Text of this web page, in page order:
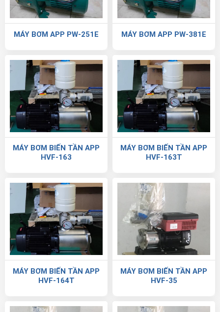
MÁY BƠM APP PW-251E MÁY BƠM APP PW-381E
MÁY BƠM BIẾN TẦN APP
HVF-163
MÁY BƠM BIẾN TẦN APP
HVF-163T
MÁY BƠM BIẾN TẦN APP
HVF-164T
MÁY BƠM BIẾN TẦN APP
HVF-35